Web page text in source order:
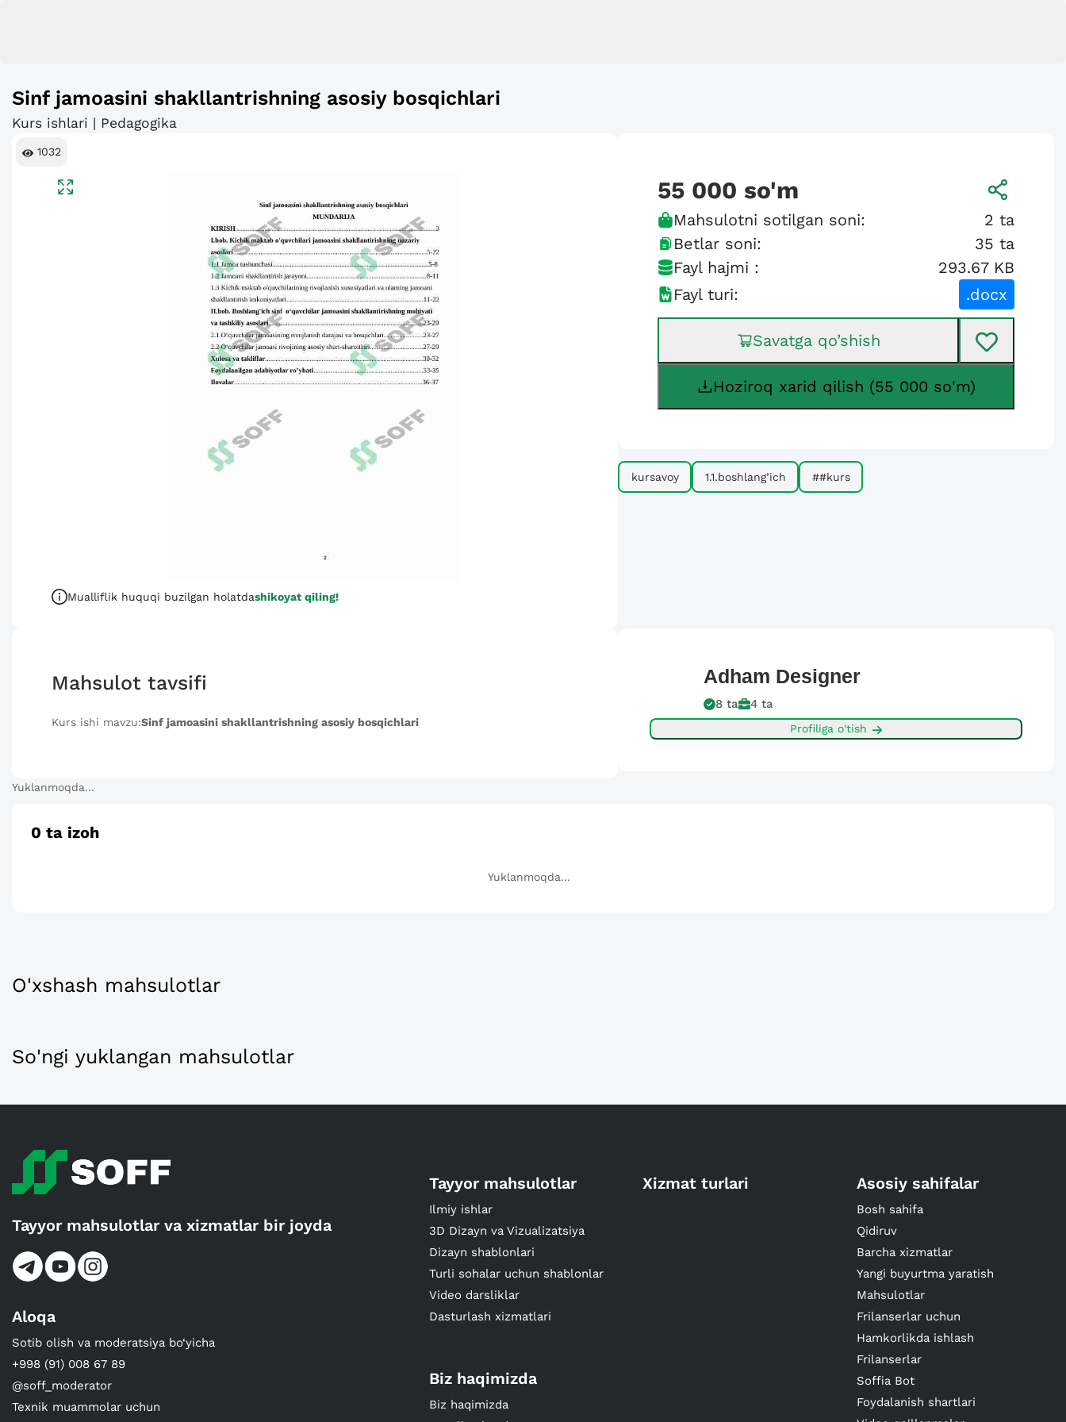
Sinf jamoasini shakllantrishning asosiy bosqichlari
Kurs ishlari | Pedagogika
1032
Mualliflik huquqi buzilgan holatdashikoyat qiling!
55 000 so'm
Mahsulotni sotilgan soni: 2 ta
Betlar soni:
35 ta
Fayl hajmi :
293.67 KB
Fayl turi:
.docx
Savatga qo’shish
Hoziroq xarid qilish (55 000 so'm)
kursavoy 1.1.boshlang’ich ##kurs
Mahsulot tavsifi
Kurs ishi mavzu:Sinf jamoasini shakllantrishning asosiy bosqichlari
Adham Designer
8 ta 4 ta
Profiliga o'tish
Yuklanmoqda...
0 ta izoh
Yuklanmoqda...
O'xshash mahsulotlar
So'ngi yuklangan mahsulotlar
Tayyor mahsulotlar va xizmatlar bir joyda
Aloqa
Sotib olish va moderatsiya bo‘yicha
+998 (91) 008 67 89
@soff_moderator
Texnik muammolar uchun
Tayyor mahsulotlar
Ilmiy ishlar
3D Dizayn va Vizualizatsiya
Dizayn shablonlari
Turli sohalar uchun shablonlar
Video darsliklar
Dasturlash xizmatlari
Xizmat turlari Asosiy sahifalar
Bosh sahifa
Qidiruv
Barcha xizmatlar
Yangi buyurtma yaratish
Mahsulotlar
Frilanserlar uchun
Hamkorlikda ishlash
Frilanserlar
Soffia Bot
Foydalanish shartlari
Biz haqimizda
Biz haqimizda